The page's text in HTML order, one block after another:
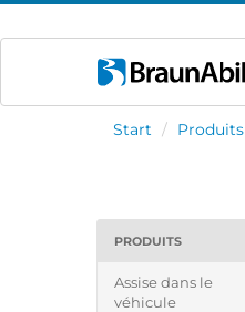
Start / Produits
PRODUITS
Assise dans le
véhicule